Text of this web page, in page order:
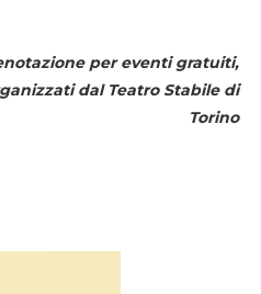
per eventi gratuiti,
dal Teatro Stabile di
Torino